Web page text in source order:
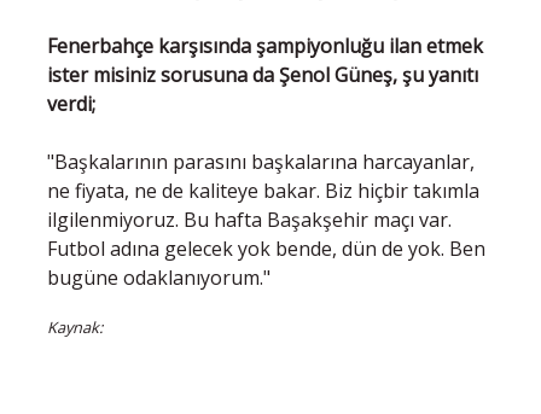
Fenerbahçe karşısında şampiyonluğu ilan etmek
ister misiniz sorusuna da Şenol Güneş, şu yanıtı
verdi;
"Başkalarının parasını başkalarına harcayanlar,
ne fiyata, ne de kaliteye bakar. Biz hiçbir takımla
ilgilenmiyoruz. Bu hafta Başakşehir maçı var.
Futbol adına gelecek yok bende, dün de yok. Ben
bugüne odaklanıyorum."
Kaynak: